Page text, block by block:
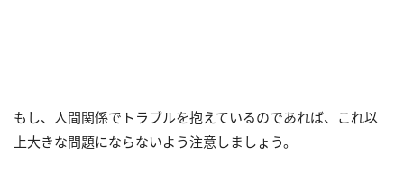
もし、人間関係でトラブルを抱えているのであれば、これ以
上大きな問題にならないよう注意しましょう。